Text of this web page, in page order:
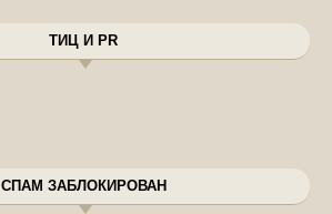
ТИЦ И PR
СПАМ ЗАБЛОКИРОВАН